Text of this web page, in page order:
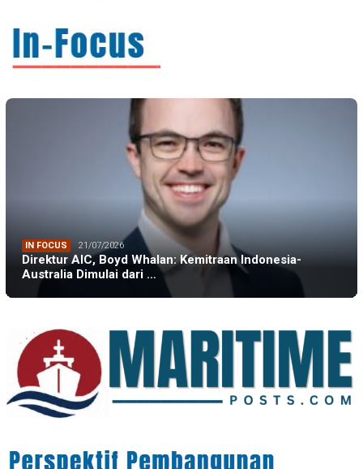
IN FOCUS 21/07/2026
Direktur AIC, Boyd Whalan: Kemitraan Indonesia-
Australia Dimulai dari …